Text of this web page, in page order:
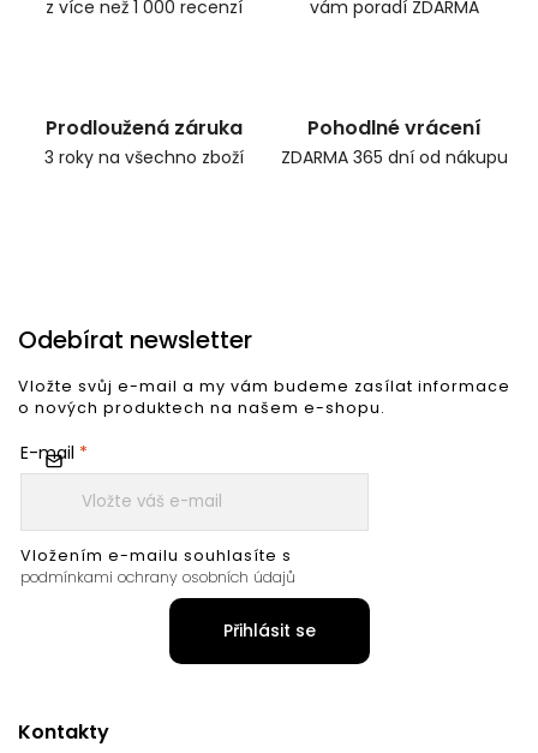
z více než 1 000 recenzí vám poradí ZDARMA
Prodloužená záruka
3 roky na všechno zboží
Pohodlné vrácení
ZDARMA 365 dní od nákupu
Kontakty
Odebírat newsletter
Vložte svůj e-mail a my vám budeme zasílat informace
o nových produktech na našem e-shopu.
E-mail
Vložením e-mailu souhlasíte s
podmínkami ochrany osobních údajů
Přihlásit se